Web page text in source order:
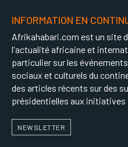
INFORMATION EN
Afrikahabari.com est un site
l'actualité africaine et
particulier sur les
sociaux et culturels du
des articles récents sur des
présidentielles aux
NEWSLETTER